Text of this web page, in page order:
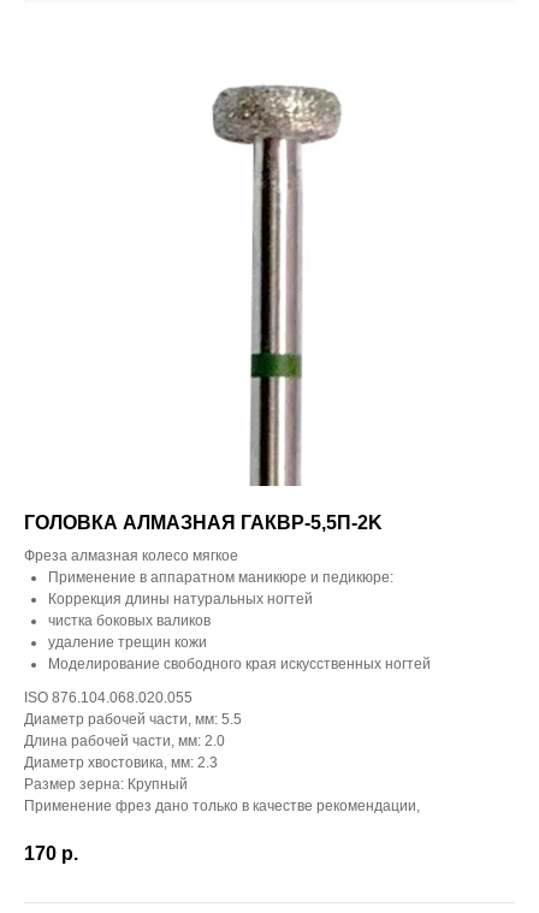
ГОЛОВКА АЛМАЗНАЯ ГАКВР-5,5П-2K
Фреза алмазная колесо мягкое
Применение в аппаратном маникюре и педикюре:
Коррекция длины натуральных ногтей
чистка боковых валиков
удаление трещин кожи
Моделирование свободного края искусственных ногтей
ISO 876.104.068.020.055
Диаметр рабочей части, мм: 5.5
Длина рабочей части, мм: 2.0
Диаметр хвостовика, мм: 2.3
Размер зерна: Крупный
Применение фрез дано только в качестве рекомендации,
170 р.